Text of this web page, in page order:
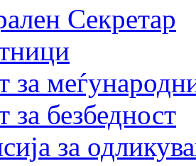
Секретар
за
за безбедност
за